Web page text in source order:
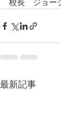
校長　ジョー
最新記事